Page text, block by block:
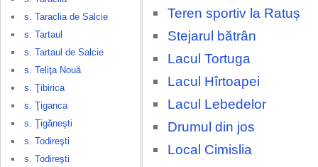
s. Taraclia de Salcie
s. Tartaul
s. Tartaul de Salcie
s. Teliţa Nouă
s. Ţibirica
s. Ţiganca
s. Ţigăneşti
s. Todireşti
s. Todireşti
Teren sportiv la Ratuș
Stejarul bătrân
Lacul Tortuga
Lacul Hîrtoapei
Lacul Lebedelor
Drumul din jos
Local Cimislia